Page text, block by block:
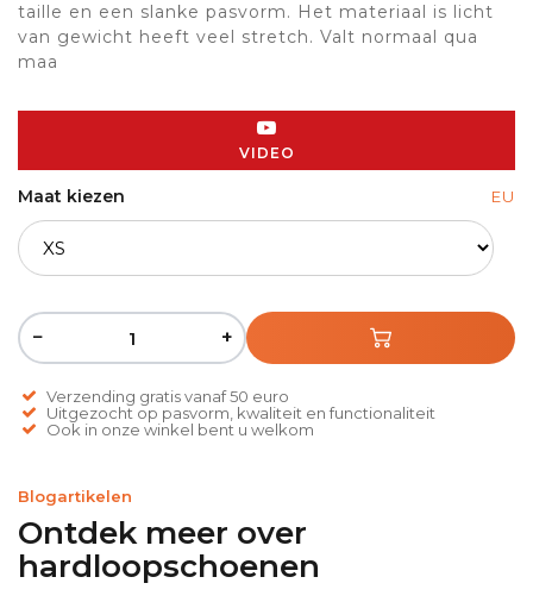
taille en een slanke pasvorm. Het materiaal is licht
van gewicht heeft veel stretch. Valt normaal qua
maa
VIDEO
Maat kiezen EU
− +
Verzending gratis vanaf 50 euro
Uitgezocht op pasvorm, kwaliteit en functionaliteit
Ook in onze winkel bent u welkom
Blogartikelen
Ontdek meer over
hardloopschoenen